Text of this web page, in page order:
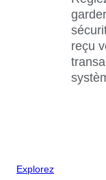
reçu
Explorez